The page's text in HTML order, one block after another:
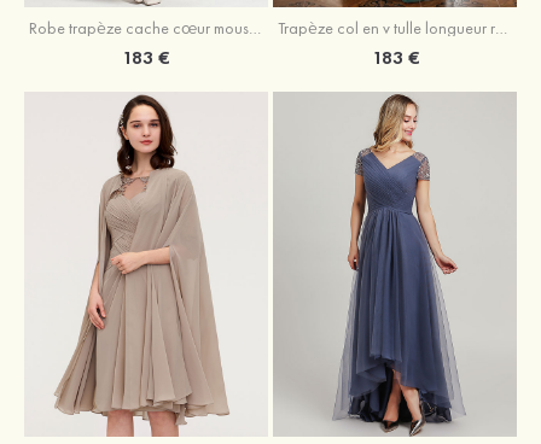
Robe trapèze cache cœur mousseline longueur mollet robe de mère de la mariée avec plissé veste
183 €
Trapèze col en v tulle longueur ras du sol robe de mère de la mariée avec perles paillettes
183 €